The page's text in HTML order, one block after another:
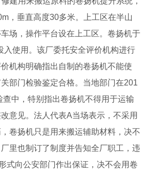
，垂直高度30多米。上工区在半山
场，操作平台设在上工区。卷扬机于
入使用。该厂委托安全评价机构进行
机构明确指出自制的卷扬机不能使
部门检验鉴定合格。当地部门在201
中，特别指出卷扬机不得用于运输
意见。法人代表A当场表示，不采用
卷扬机只是用来搬运辅助材料，决不
里也制订了制度并告知全厂职工，违
式向公安部门作出保证，决不会用卷